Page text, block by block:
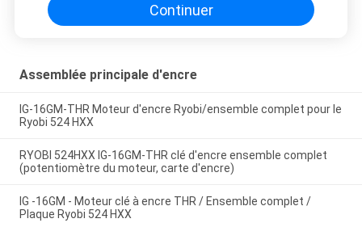
Continuer
Assemblée principale d'encre
IG-16GM-THR Moteur d'encre Ryobi/ensemble complet pour le
Ryobi 524 HXX
RYOBI 524HXX IG-16GM-THR clé d'encre ensemble complet
(potentiomètre du moteur, carte d'encre)
IG -16GM - Moteur clé à encre THR / Ensemble complet /
Plaque Ryobi 524 HXX